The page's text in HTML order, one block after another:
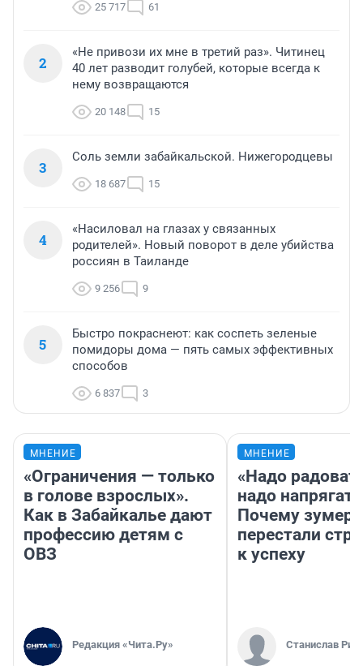
25 717 61
2
«Не привози их мне в третий раз». Читинец
40 лет разводит голубей, которые всегда к
нему возвращаются
20 148 15
3
Соль земли забайкальской. Нижегородцевы
18 687 15
4
«Насиловал на глазах у связанных
родителей». Новый поворот в деле убийства
россиян в Таиланде
9 256 9
5
Быстро покраснеют: как соспеть зеленые
помидоры дома — пять самых эффективных
способов
6 837 3
МНЕНИЕ
«Ограничения — только
в голове взрослых».
Как в Забайкалье дают
профессию детям с
ОВЗ
Редакция «Чита.Ру»
МНЕНИЕ
«Надо
надо
Почему
перестали
к успеху
Станислав